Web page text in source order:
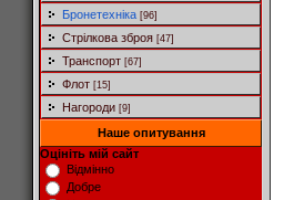
Бронетехніка [96]
Стрілкова зброя [47]
Транспорт [67]
Флот [15]
Нагороди [9]
Наше опитування
Оцініть мій сайт
Відмінно
Добре